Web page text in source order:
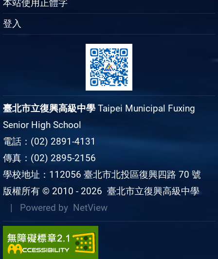
本站使用正體字
登入
臺北市立復興高級中學 Taipei Municipal Fuxing
Senior High School
電話：(02) 2891-4131
傳真：(02) 2895-2156
學校地址：112056 臺北市北投區復興四路 70 號
版權所有 © 2010 - 2026 臺北市立復興高級中學
| Powered by NetView